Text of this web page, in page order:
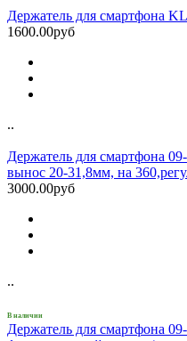
Держатель для смартфона
1600.00руб
..
Держатель для смартфона
вынос 20-31,8мм, на
3000.00руб
..
В наличии
Держатель для смартфона